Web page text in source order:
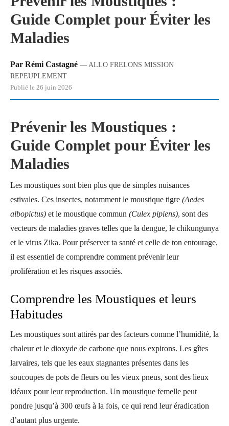
Guide Complet pour Éviter les
Maladies
Par Rémi Castagné — ALLO FRELONS MISSION
REPEUPLEMENT
Publié le 26 juin 2026
Prévenir les Moustiques :
Guide Complet pour Éviter les
Maladies
Les moustiques sont bien plus que de simples nuisances
estivales. Ces insectes, notamment le moustique tigre (Aedes
albopictus) et le moustique commun (Culex pipiens), sont des
vecteurs de maladies graves telles que la dengue, le chikungunya
et le virus Zika. Pour préserver ta santé et celle de ton entourage,
il est essentiel de comprendre comment prévenir leur
prolifération et les risques associés.
Comprendre les Moustiques et leurs
Habitudes
Les moustiques sont attirés par des facteurs comme l’humidité, la
chaleur et le dioxyde de carbone que nous expirons. Les gîtes
larvaires, tels que les eaux stagnantes présentes dans les
soucoupes de pots de fleurs ou les vieux pneus, sont des lieux
idéaux pour leur reproduction. Un moustique femelle peut
pondre jusqu’à 300 œufs à la fois, ce qui rend leur éradication
d’autant plus urgente.